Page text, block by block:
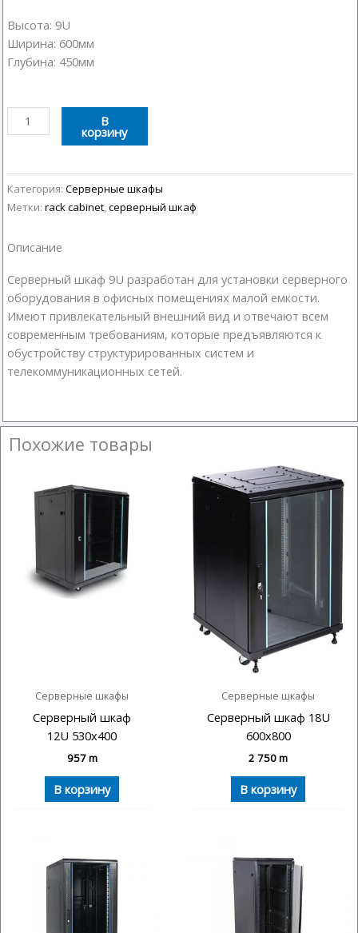
Высота: 9U
Ширина: 600мм
Глубина: 450мм
Количество
товара
шкаф
9U
600х450
В
корзину
Категория: Серверные шкафы
Метки: rack cabinet серверный шкаф
Описание
Серверный шкаф 9U разработан для установки серверного
оборудования в офисных помещениях малой емкости.
Имеют привлекательный внешний вид и отвечают всем
современным требованиям, которые предъявляются к
обустройству структурированных систем и
телекоммуникационных сетей.
Похожие товары
Серверные шкафы
Серверный шкаф
12U 530х400
957m
В корзину
Серверные шкафы
Серверный шкаф 18U
600х800
2 750m
В корзину